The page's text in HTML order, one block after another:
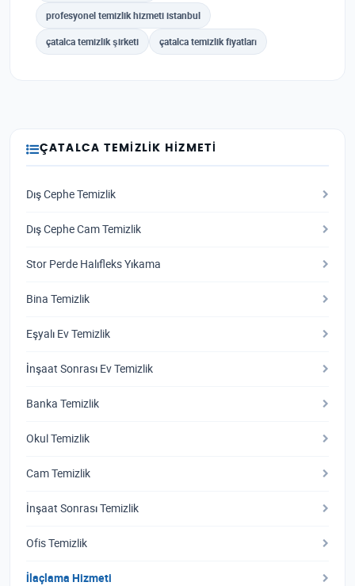
profesyonel temizlik hizmeti istanbul
çatalca temizlik şirketi çatalca temizlik fiyatları
ÇATALCA TEMIZLIK HIZMETI
Dış Cephe Temizlik
Dış Cephe Cam Temizlik
Stor Perde Halıfleks Yıkama
Bina Temizlik
Eşyalı Ev Temizlik
İnşaat Sonrası Ev Temizlik
Banka Temizlik
Okul Temizlik
Cam Temizlik
İnşaat Sonrası Temizlik
Ofis Temizlik
İlaçlama Hizmeti